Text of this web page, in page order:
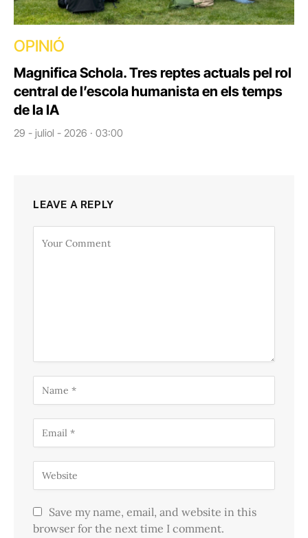
OPINIÓ
Magnifica Schola. Tres reptes actuals pel rol
central de l’escola humanista en els temps
de la IA
29 - juliol - 2026 · 03:00
LEAVE A REPLY
Save my name, email, and website in this
browser for the next time I comment.